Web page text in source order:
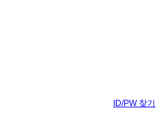
ID/PW 찾기